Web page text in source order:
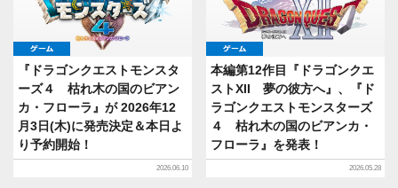
ゲーム
『ドラゴンクエストモンスタ
ーズ４ 枯れ木の国のビアン
カ・フローラ』が 2026年12
月3日(木)に発売決定＆本日よ
り予約開始！
2026.06.10
本編第12作目『ドラゴンクエ
ストXII 夢の彼方へ』、『ド
ラゴンクエストモンスターズ
４ 枯れ木の国のビアンカ・
フローラ』を発表！
2026.05.28